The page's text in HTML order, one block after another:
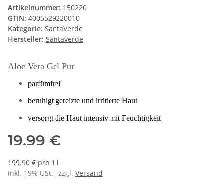
Artikelnummer: 150220
GTIN: 4005529220010
Kategorie: SantaVerde
Hersteller: Santaverde
Aloe Vera Gel Pur
parfümfrei
beruhigt gereizte und irritierte Haut
versorgt die Haut intensiv mit Feuchtigkeit
19.99 €
199.90 € pro 1 l
inkl. 19% USt. , zzgl. Versand